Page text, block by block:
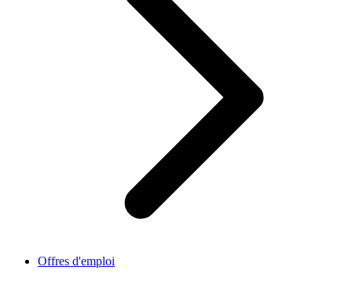
Offres d'emploi